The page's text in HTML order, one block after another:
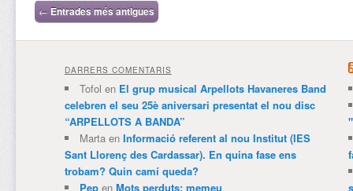
Navegació per les entrades
← Entrades més antigues
DARRERS COMENTARIS
Tofol en El grup musical Arpellots Havaneres Band
celebren el seu 25è aniversari presentat el nou disc
“ARPELLOTS A BANDA”
Martaen Informació referent al nou Institut (IES
Sant Llorenç des Cardassar). En quina fase ens
trobam? Quin camí queda?
Pepen Mots perduts: memeu